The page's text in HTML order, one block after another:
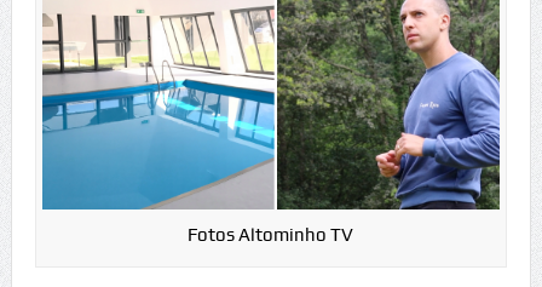
Fotos Altominho TV